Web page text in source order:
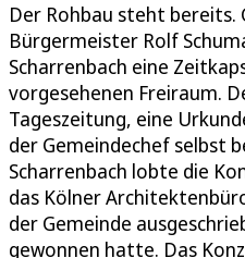
Der Rohbau steht bereits.
Bürgermeister Rolf
Scharrenbach eine
vorgesehenen Freiraum.
Tageszeitung, eine
der Gemeindechef selbst
Scharrenbach lobte die
das Kölner
der Gemeinde
gewonnen hatte. Das